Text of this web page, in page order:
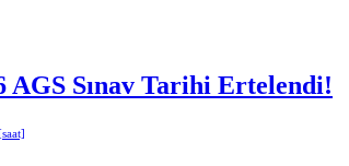
AGS Sınav Tarihi Ertelendi!